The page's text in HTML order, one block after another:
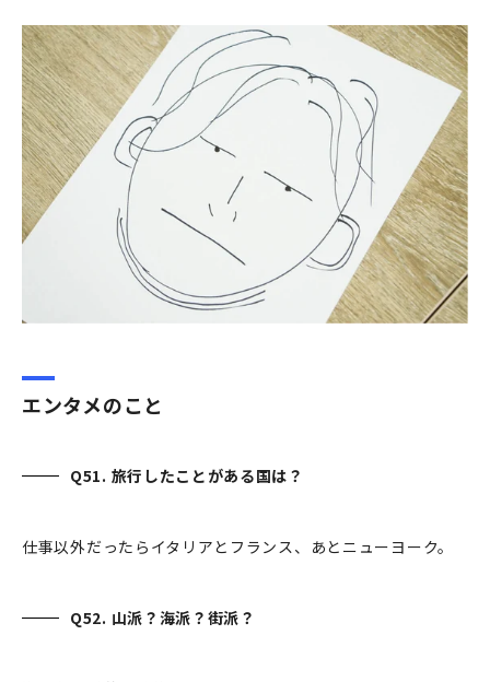
エンタメのこと
Q51. 旅行したことがある国は？
仕事以外だったらイタリアとフランス、あとニューヨーク。
Q52. 山派？海派？街派？